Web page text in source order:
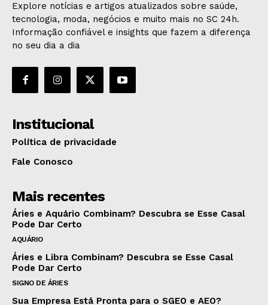
Explore notícias e artigos atualizados sobre saúde,
tecnologia, moda, negócios e muito mais no SC 24h.
Informação confiável e insights que fazem a diferença
no seu dia a dia
Institucional
Política de privacidade
Fale Conosco
Mais recentes
Áries e Aquário Combinam? Descubra se Esse Casal
Pode Dar Certo
AQUÁRIO
Áries e Libra Combinam? Descubra se Esse Casal
Pode Dar Certo
SIGNO DE ÁRIES
Sua Empresa Está Pronta para o SGEO e AEO?